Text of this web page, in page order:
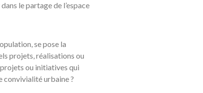
le partage de l’espace
se pose la
projets, réalisations ou
ou initiatives qui
convivialité urbaine ?